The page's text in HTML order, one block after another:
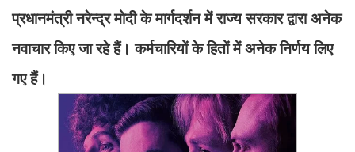
प्रधानमंत्री नरेन्द्र मोदी के मार्गदर्शन में राज्य सरकार द्वारा अनेक
नवाचार किए जा रहे हैं। कर्मचारियों के हितों में अनेक निर्णय लिए
गए हैं।